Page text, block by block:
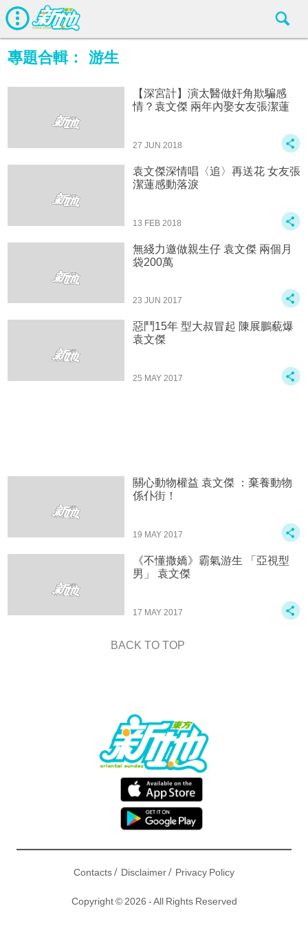
專題合輯： 游生
【深宮計】演太醫做奸角欺騙感
情？袁文傑 兩年內娶女友張潔蓮
27 JUN 2018
袁文傑深情唱〈追〉再送花 女友張
潔蓮感動落淚
13 FEB 2018
無綫力邀做親生仔 袁文傑 兩個月
袋200萬
23 JUN 2017
惡鬥15年 型大叔冒起 陳展鵬藐爆
袁文傑
25 MAY 2017
關心動物權益 袁文傑 ：棄養動物
係仆街！
19 MAY 2017
《不懂撒嬌》霸氣游生 「亞視型
男」 袁文傑
17 MAY 2017
BACK TO TOP
Contacts/ Disclaimer/ Privacy Policy
Copyright © 2026 - All Rights Reserved